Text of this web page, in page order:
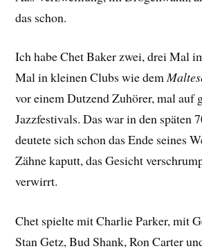
das schon.
Ich habe Chet Baker zwei, drei Mal
Mal in kleinen Clubs wie dem
vor einem Dutzend Zuhörer, mal auf
Jazzfestivals. Das war in den späten
deutete sich schon das Ende seines
Zähne kaputt, das Gesicht
verwirrt.
Chet spielte mit Charlie Parker, mit
Stan Getz, Bud Shank, Ron Carter